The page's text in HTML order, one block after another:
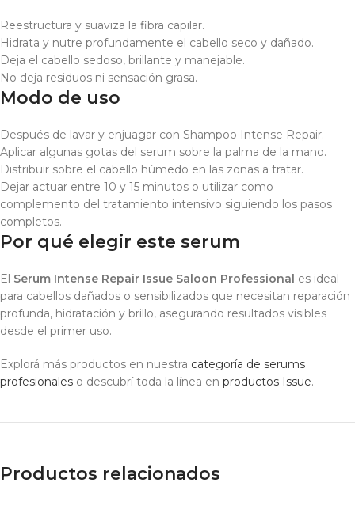
Reestructura y suaviza la fibra capilar.
Hidrata y nutre profundamente el cabello seco y dañado.
Deja el cabello sedoso, brillante y manejable.
No deja residuos ni sensación grasa.
Modo de uso
Después de lavar y enjuagar con Shampoo Intense Repair.
Aplicar algunas gotas del serum sobre la palma de la mano.
Distribuir sobre el cabello húmedo en las zonas a tratar.
Dejar actuar entre 10 y 15 minutos o utilizar como
complemento del tratamiento intensivo siguiendo los pasos
completos.
Por qué elegir este serum
El Serum Intense Repair Issue Saloon Professional es ideal
para cabellos dañados o sensibilizados que necesitan reparación
profunda, hidratación y brillo, asegurando resultados visibles
desde el primer uso.
Explorá más productos en nuestra categoría de serums
profesionales o descubrí toda la línea en productos Issue.
Productos relacionados